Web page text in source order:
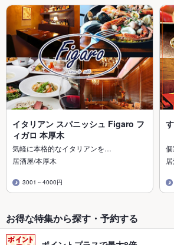
イタリアン スパニッシュ Figaro フ
ィガロ 本厚木
気軽に本格的なイタリアンを…
居酒屋/本厚木
3001～4000円
お得な特集から探す・予約する